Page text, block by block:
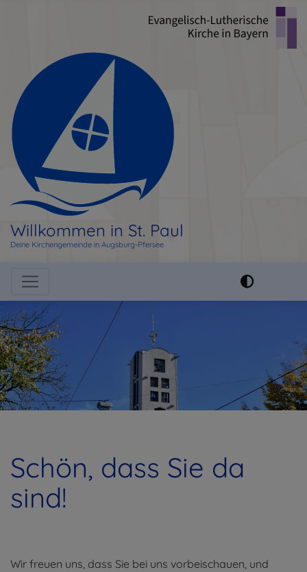
Willkommen in St. Paul
Deine Kirchengemeinde in Augsburg-Pfersee
Hauptnavigation
Schön, dass Sie da
sind!
Wir freuen uns, dass Sie bei uns vorbeischauen, und